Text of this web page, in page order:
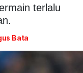
terlalu
Bata